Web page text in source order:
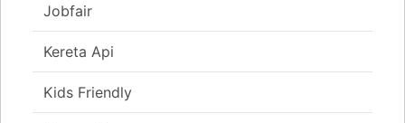
Jobfair
Kereta Api
Kids Friendly